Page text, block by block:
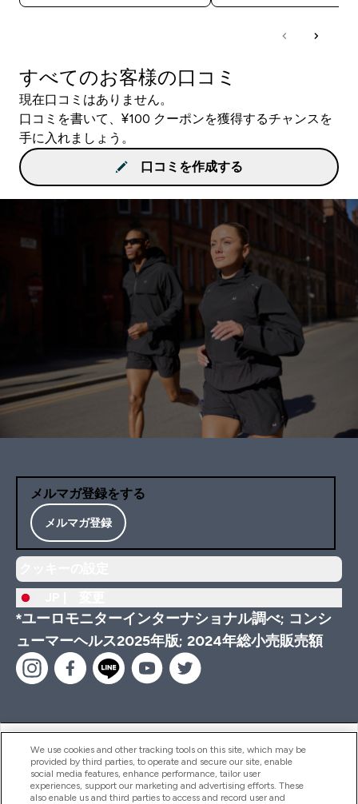
すべてのお客様の口コミ
現在口コミはありません。
口コミを書いて、¥100 クーポンを獲得するチャンスを
手に入れましょう。
口コミを作成する
メルマガ登録をする
メルマガ登録
*ユーロモニターインターナショナル調べ; コンシ
ューマーヘルス2025年版; 2024年総小売販売額
ヘルプ＆ガイド
商品について
We use cookies and other tracking tools on this site, which may be
provided by third parties, to operate and secure our site, enable
social media features, enhance performance, tailor user
experiences, support our marketing and advertising efforts. These
also enable us and third parties to access and record user and